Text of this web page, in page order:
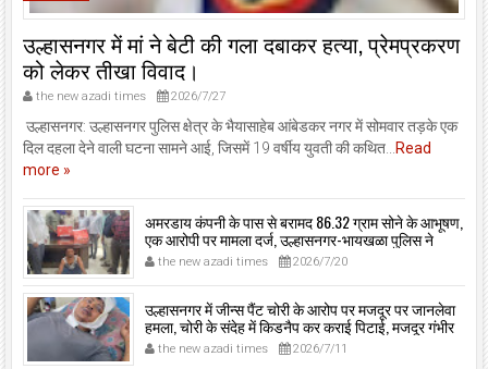
उल्हासनगर में मां ने बेटी की गला दबाकर हत्या, प्रेमप्रकरण
को लेकर तीखा विवाद।
the new azadi times 2026/7/27
उल्हासनगर: उल्हासनगर पुलिस क्षेत्र के भैयासाहेब आंबेडकर नगर में सोमवार तड़के एक
दिल दहला देने वाली घटना सामने आई, जिसमें 19 वर्षीय युवती की कथित...
Read
more »
अमरडाय कंपनी के पास से बरामद 86.32 ग्राम सोने के आभूषण,
एक आरोपी पर मामला दर्ज, उल्हासनगर-भायखळा पुलिस ने
घरफोड़ियों के संबंध में एक आरोपी से महत्वपूर्ण पूछताछ के बाद
आरोपी के साथी के ठिकाने से 10,90,261 रुपये मूल्य के सोने के
आभूषण बरामद किए।
the new azadi times 2026/7/20
उल्हासनगर में जीन्स पैंट चोरी के आरोप पर मजदूर पर जानलेवा
हमला, चोरी के संदेह में किडनैप कर कराई पिटाई, मजदूर गंभीर
रूप से जख्मी।
the new azadi times 2026/7/11